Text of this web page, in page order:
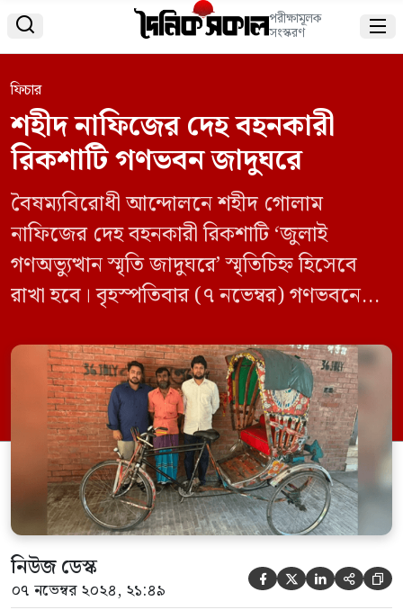
 পরীক্ষামূলক
সংস্করণ 
ফিচার
শহীদ নাফিজের দেহ বহনকারী
রিকশাটি গণভবন জাদুঘরে
বৈষম্যবিরোধী আন্দোলনে শহীদ গোলাম
নাফিজের দেহ বহনকারী রিকশাটি ‘জুলাই
গণঅভ্যুত্থান স্মৃতি জাদুঘরে’ স্মৃতিচিহ্ন হিসেবে
রাখা হবে। বৃহস্পতিবার (৭ নভেম্বর) গণভবনে
ডাক, টেলিযোগাযোগ ও তথ্যপ্রযুক্তি মন্ত্রণালয়
এবং তথ্য ও সম্প্রচার উপদেষ্টা নাহিদ ইসলাম এ
কথা বলেন। গণভবনে রিকশা হস্তান্তরের সময়
উপদেষ্টা রিকশাচালক নূর মোহাম্মদকে তার
সাহসিকতার জন্য ধন্যবাদ জানান এবং […]
নিউজ ডেস্ক
০৭ নভেম্বর ২০২৪, ২১:৪৯     